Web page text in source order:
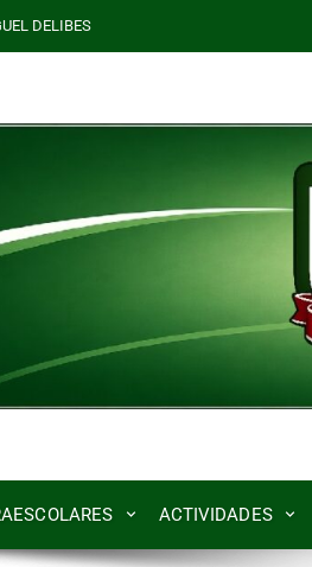
DELIBES
ACTIVIDADES